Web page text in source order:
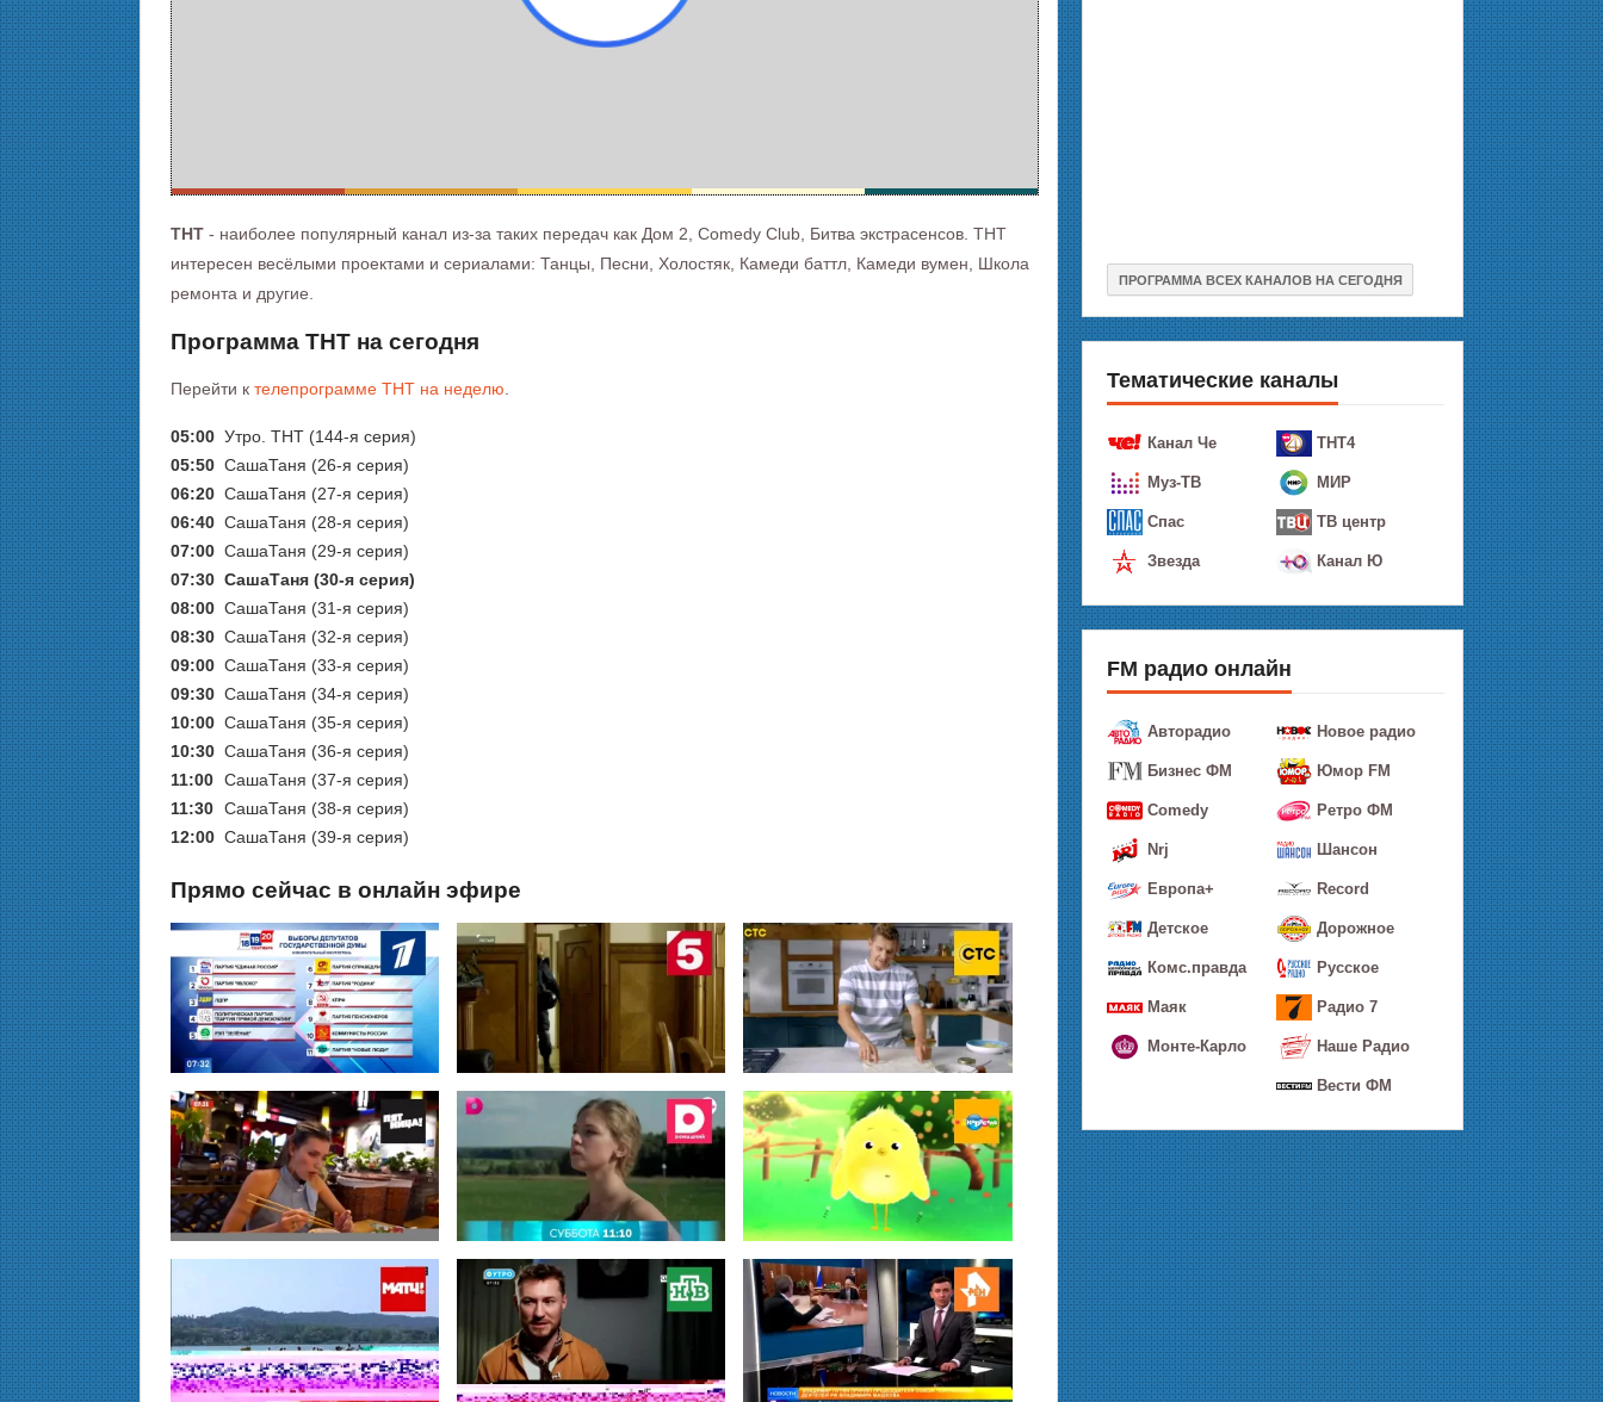
ТНТ - наиболее популярный канал из-за таких передач как Дом 2, Comedy Club, Битва экстрасенсов. ТНТ
интересен весёлыми проектами и сериалами: Танцы, Песни, Холостяк, Камеди баттл, Камеди вумен, Школа
ремонта и другие.
Программа ТНТ на сегодня
Перейти к телепрограмме ТНТ на неделю
05:00 Утро. ТНТ (144-я серия)
05:50 СашаТаня (26-я серия)
06:20 СашаТаня (27-я серия)
06:40 СашаТаня (28-я серия)
07:00 СашаТаня (29-я серия)
07:30 СашаТаня (30-я серия)
08:00 СашаТаня (31-я серия)
08:30 СашаТаня (32-я серия)
09:00 СашаТаня (33-я серия)
09:30 СашаТаня (34-я серия)
10:00 СашаТаня (35-я серия)
10:30 СашаТаня (36-я серия)
11:00 СашаТаня (37-я серия)
11:30 СашаТаня (38-я серия)
12:00 СашаТаня (39-я серия)
Прямо сейчас в онлайн эфире
ПРОГРАММА ВСЕХ КАНАЛОВ НА СЕГОДНЯ
Тематические каналы
Канал Че
Муз-ТВ
Спас
Звезда
ТНТ4
МИР
ТВ центр
Канал Ю
FM радио онлайн
Авторадио
Бизнес ФМ
Comedy
Nrj
Европа+
Детское
Комс.правда
Маяк
Монте-Карло
Новое радио
Юмор FM
Ретро ФМ
Шансон
Record
Дорожное
Русское
Радио 7
Наше Радио
Вести ФМ